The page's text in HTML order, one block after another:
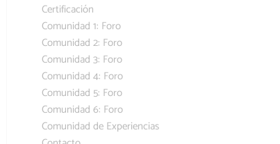
Certificación
Comunidad 1: Foro
Comunidad 2: Foro
Comunidad 3: Foro
Comunidad 4: Foro
Comunidad 5: Foro
Comunidad 6: Foro
Comunidad de Experiencias